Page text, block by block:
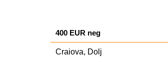
400 EUR neg
Craiova, Dolj